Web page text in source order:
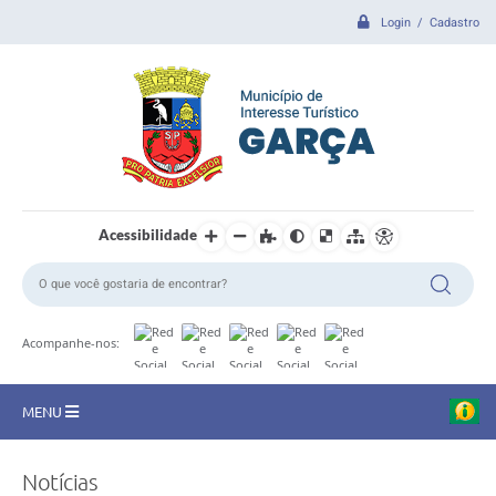
Login / Cadastro
Acessibilidade
Acompanhe-nos:
MENU
CIDADE
Notícias